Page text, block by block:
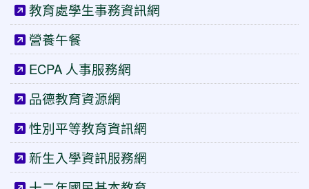
教育處學生事務資訊網
營養午餐
ECPA 人事服務網
品德教育資源網
性別平等教育資訊網
新生入學資訊服務網